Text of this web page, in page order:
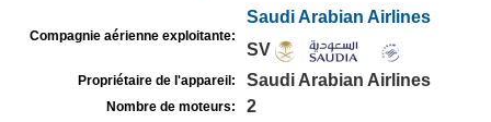
Compagnie aérienne exploitante:
Saudi Arabian Airlines
SV
Propriétaire de l'appareil: Saudi Arabian Airlines
Nombre de moteurs: 2